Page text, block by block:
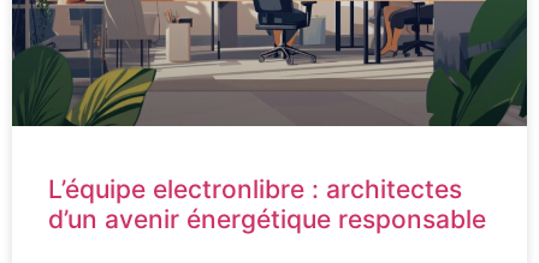
L’équipe electronlibre : architectes
d’un avenir énergétique responsable